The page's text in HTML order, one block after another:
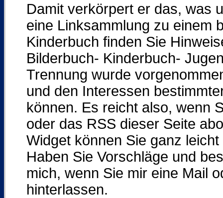
Damit verkörpert er das, was
eine Linksammlung zu einem
Kinderbuch finden Sie
Bilderbuch- Kinderbuch-
Trennung wurde
und den Interessen
können. Es reicht also, wenn
oder das RSS dieser Seite
Widget können Sie ganz
Haben Sie Vorschläge und
mich, wenn Sie mir eine Mail
hinterlassen.